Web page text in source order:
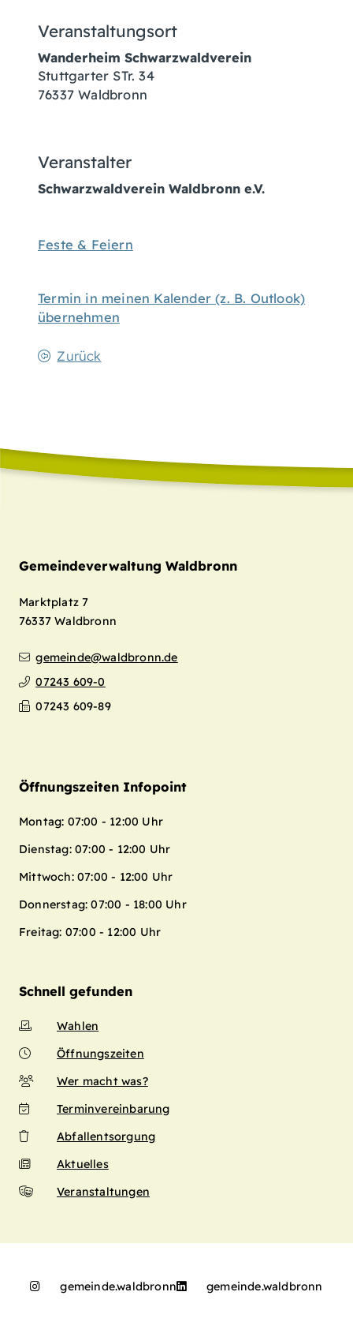
Veranstaltungsort
Wanderheim Schwarzwaldverein
Stuttgarter STr. 34
76337 Waldbronn
Veranstalter
Schwarzwaldverein Waldbronn e.V.
Feste & Feiern
Termin in meinen Kalender (z. B. Outlook)
übernehmen
Zurück
Gemeindeverwaltung Waldbronn
Marktplatz 7
76337 Waldbronn
gemeinde@waldbronn.de
07243 609-0
07243 609-89
Öffnungszeiten Infopoint
Montag: 07:00 - 12:00 Uhr
Dienstag: 07:00 - 12:00 Uhr
Mittwoch: 07:00 - 12:00 Uhr
Donnerstag: 07:00 - 18:00 Uhr
Freitag: 07:00 - 12:00 Uhr
Schnell gefunden
Wahlen
Öffnungszeiten
Wer macht was?
Terminvereinbarung
Abfallentsorgung
Aktuelles
Veranstaltungen
gemeinde.waldbronn gemeinde.waldbronn